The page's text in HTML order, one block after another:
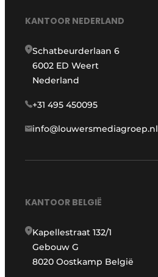
KANTOOR NEDERLAND
Schatbeurderlaan 6
6002 ED Weert
Nederland
+31 495 450095
info@louwersmediagroep.nl
KANTOOR BELGIË
Kapellestraat 132/1
Gebouw G
8020 Oostkamp België